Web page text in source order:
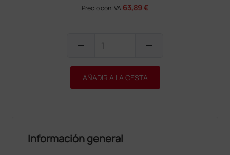
Precio con IVA 63,89 €
add remove
AÑADIR A LA CESTA
Información general